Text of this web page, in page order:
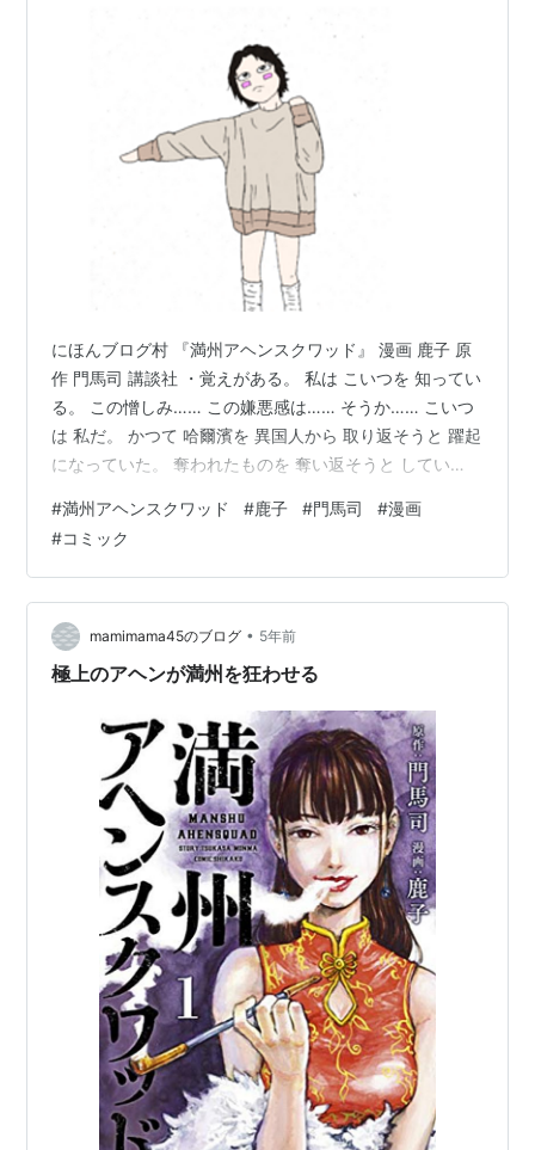
にほんブログ村 『満州アヘンスクワッド』 漫画 鹿子 原
作 門馬司 講談社 ・覚えがある。 私は こいつを 知ってい
る。 この憎しみ…… この嫌悪感は…… そうか…… こいつ
は 私だ。 かつて 哈爾濱を 異国人から 取り返そうと 躍起
になっていた。 奪われたものを 奪い返そうと してい
キリル…… どうして…… 行っちゃうの……？」 「ナター
シャ、 君のことは…… ニーナに 頼んである。 俺と 一緒
にいても 危険なだけ だからな」 「……」 「俺は 哈爾濱
で 暴れすぎた…… もう ここには いられない。 でも ナタ
ーシャは 違う…… ロ…
#満州アヘンスクワッド #鹿子 #門馬司 #漫画
#コミック
mamimama45のブログ • 5年前
極上のアヘンが満州を狂わせる